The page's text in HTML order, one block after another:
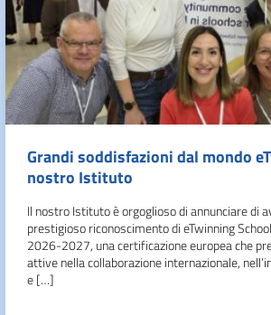
Grandi soddisfazioni dal mondo
nostro Istituto
Il nostro Istituto è orgoglioso di annunciare di
prestigioso riconoscimento di eTwinning
2026-2027, una certificazione europea che
attive nella collaborazione internazionale,
e […]